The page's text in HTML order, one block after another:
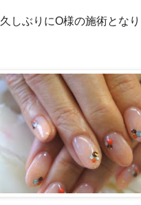
久しぶりにO様の施術とな